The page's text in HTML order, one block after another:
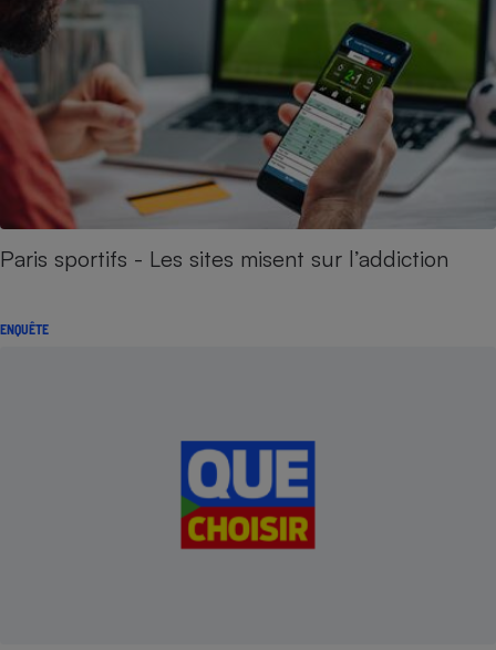
Paris sportifs - Les sites misent sur l’addiction
ENQUÊTE